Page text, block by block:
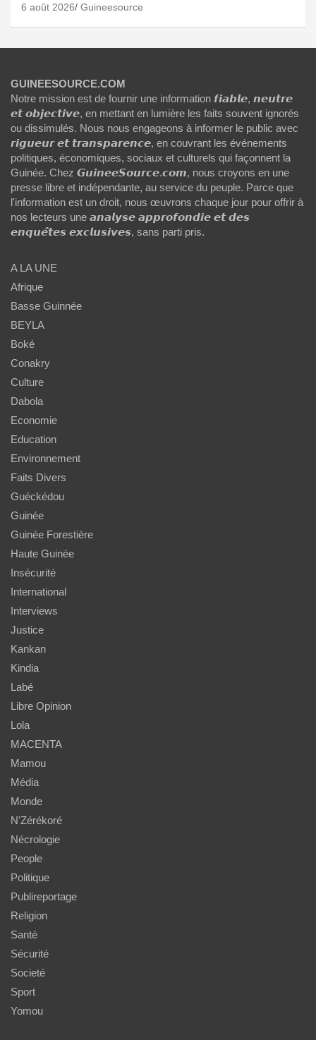
6 août 2026 Guineesource
GUINEESOURCE.COM
Notre mission est de fournir une information 𝙛𝙞𝙖𝙗𝙡𝙚, 𝙣𝙚𝙪𝙩𝙧𝙚
𝙚𝙩 𝙤𝙗𝙟𝙚𝙘𝙩𝙞𝙫𝙚, en mettant en lumière les faits souvent ignorés
ou dissimulés. Nous nous engageons à informer le public avec
𝙧𝙞𝙜𝙪𝙚𝙪𝙧 𝙚𝙩 𝙩𝙧𝙖𝙣𝙨𝙥𝙖𝙧𝙚𝙣𝙘𝙚, en couvrant les événements
politiques, économiques, sociaux et culturels qui façonnent la
Guinée. Chez 𝙂𝙪𝙞𝙣𝙚𝙚𝙎𝙤𝙪𝙧𝙘𝙚.𝙘𝙤𝙢, nous croyons en une
presse libre et indépendante, au service du peuple. Parce que
l'information est un droit, nous œuvrons chaque jour pour offrir à
nos lecteurs une 𝙖𝙣𝙖𝙡𝙮𝙨𝙚 𝙖𝙥𝙥𝙧𝙤𝙛𝙤𝙣𝙙𝙞𝙚 𝙚𝙩 𝙙𝙚𝙨
𝙚𝙣𝙦𝙪𝙚̂𝙩𝙚𝙨 𝙚𝙭𝙘𝙡𝙪𝙨𝙞𝙫𝙚𝙨, sans parti pris.
A LA UNE
Afrique
Basse Guinnée
BEYLA
Boké
Conakry
Culture
Dabola
Economie
Education
Environnement
Faits Divers
Guéckédou
Guinée
Guinée Forestière
Haute Guinée
Insécurité
International
Interviews
Justice
Kankan
Kindia
Labé
Libre Opinion
Lola
MACENTA
Mamou
Média
Monde
N'Zérékoré
Nécrologie
People
Politique
Publireportage
Religion
Santé
Sécurité
Societé
Sport
Yomou